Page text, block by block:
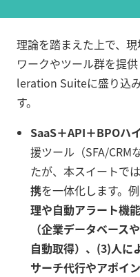
理論を踏まえた上で、
ワークやツール群を提
leration Suiteに盛り込
す。
SaaS＋API＋BPOハ
援ツール（SFA/CRM
たが、本スイートでは
携を一体化します。
理や自動アラート機
（企業データベース
自動取得）、(3)人に
サーチ代行やアポイ